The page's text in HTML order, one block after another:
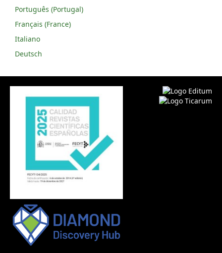
Português (Portugal)
Français (France)
Italiano
Deutsch